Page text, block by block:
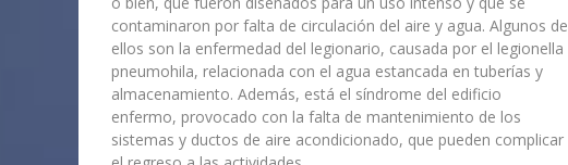
contaminaron por falta de circulación del aire y agua. Algunos de
ellos son la enfermedad del legionario, causada por el legionella
pneumohila, relacionada con el agua estancada en tuberías y
almacenamiento. Además, está el síndrome del edificio
enfermo, provocado con la falta de mantenimiento de los
sistemas y ductos de aire acondicionado, que pueden complicar